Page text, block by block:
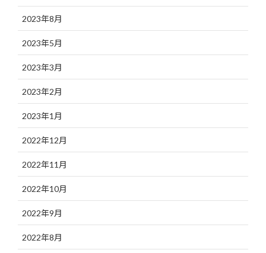
2023年8月
2023年5月
2023年3月
2023年2月
2023年1月
2022年12月
2022年11月
2022年10月
2022年9月
2022年8月